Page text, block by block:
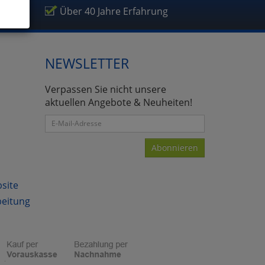
Über 40 Jahre Erfahrung
NEWSLETTER
Verpassen Sie nicht unsere
aktuellen Angebote & Neuheiten!
Abonnieren